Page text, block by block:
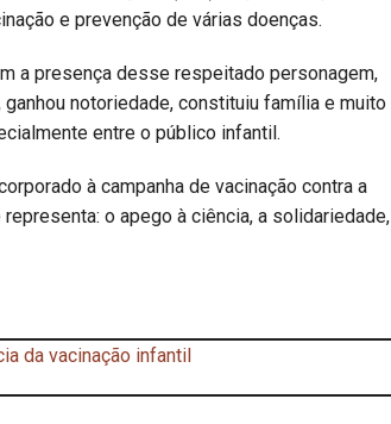
e prevenção de várias doenças.
a presença desse respeitado personagem,
notoriedade, constituiu família e muito
entre o público infantil.
à campanha de vacinação contra a
o apego à ciência, a solidariedade,
da vacinação infantil